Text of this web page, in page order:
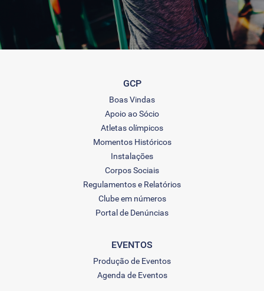
GCP
Boas Vindas
Apoio ao Sócio
Atletas olímpicos
Momentos Históricos
Instalações
Corpos Sociais
Regulamentos e Relatórios
Clube em números
Portal de Denúncias
EVENTOS
Produção de Eventos
Agenda de Eventos